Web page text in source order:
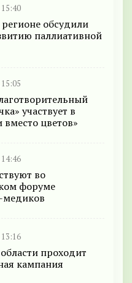
15:40
обсудили
паллиативной
участвует в
вместо цветов»
14:46
во
форуме
медиков
13:16
проходит
кампания